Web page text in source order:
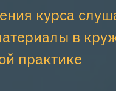
курса
в
практике